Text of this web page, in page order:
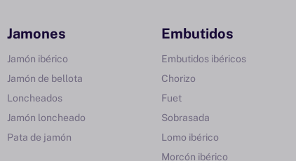
Jamones
Jamón ibérico
Jamón de bellota
Loncheados
Jamón loncheado
Pata de jamón
Embutidos
Embutidos ibéricos
Chorizo
Fuet
Sobrasada
Lomo ibérico
Morcón ibérico